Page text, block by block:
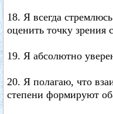
18. Я всегда
оценить точку зрения
19. Я абсолютно
20. Я полагаю, что
степени формируют